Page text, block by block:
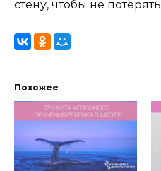
стену, чтобы не потерять
Похожее